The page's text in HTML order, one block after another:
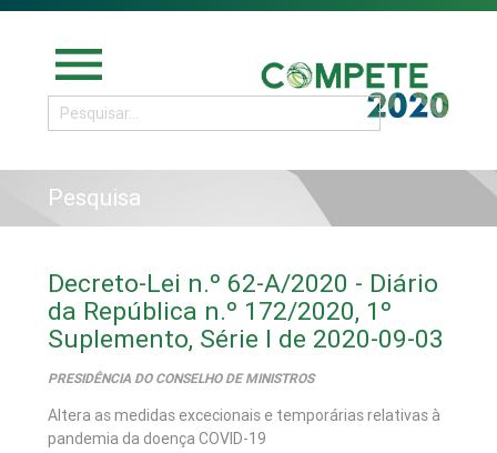
menu
Pesquisa
Decreto-Lei n.º 62-A/2020 - Diário
da República n.º 172/2020, 1º
Suplemento, Série I de 2020-09-03
PRESIDÊNCIA DO CONSELHO DE MINISTROS
Altera as medidas excecionais e temporárias relativas à
pandemia da doença COVID-19